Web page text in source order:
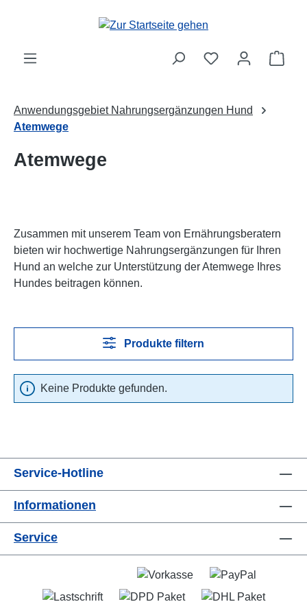
Zum Hauptinhalt springen
Anwendungsgebiet Nahrungsergänzungen Hund
Atemwege
Atemwege
Zusammen mit unserem Team von Ernährungsberatern
bieten wir hochwertige Nahrungsergänzungen für Ihren
Hund an welche zur Unterstützung der Atemwege Ihres
Hundes beitragen können.
Produkte filtern
Keine Produkte gefunden.
Service-Hotline
Informationen
Service